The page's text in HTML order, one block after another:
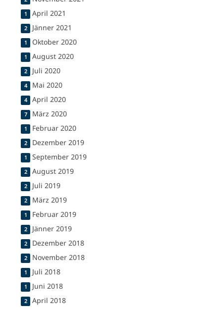
1 April 2021
2 Jänner 2021
1 Oktober 2020
1 August 2020
2 Juli 2020
4 Mai 2020
4 April 2020
7 März 2020
1 Februar 2020
2 Dezember 2019
1 September 2019
2 August 2019
2 Juli 2019
2 März 2019
1 Februar 2019
2 Jänner 2019
2 Dezember 2018
2 November 2018
1 Juli 2018
1 Juni 2018
2 April 2018